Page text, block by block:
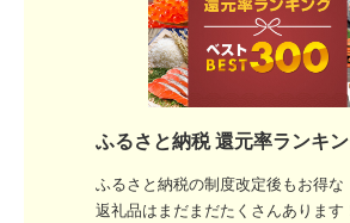
ふるさと納税 還元率ランキ
ふるさと納税の制度改定後もお得な
返礼品はまだまだたくさんあります